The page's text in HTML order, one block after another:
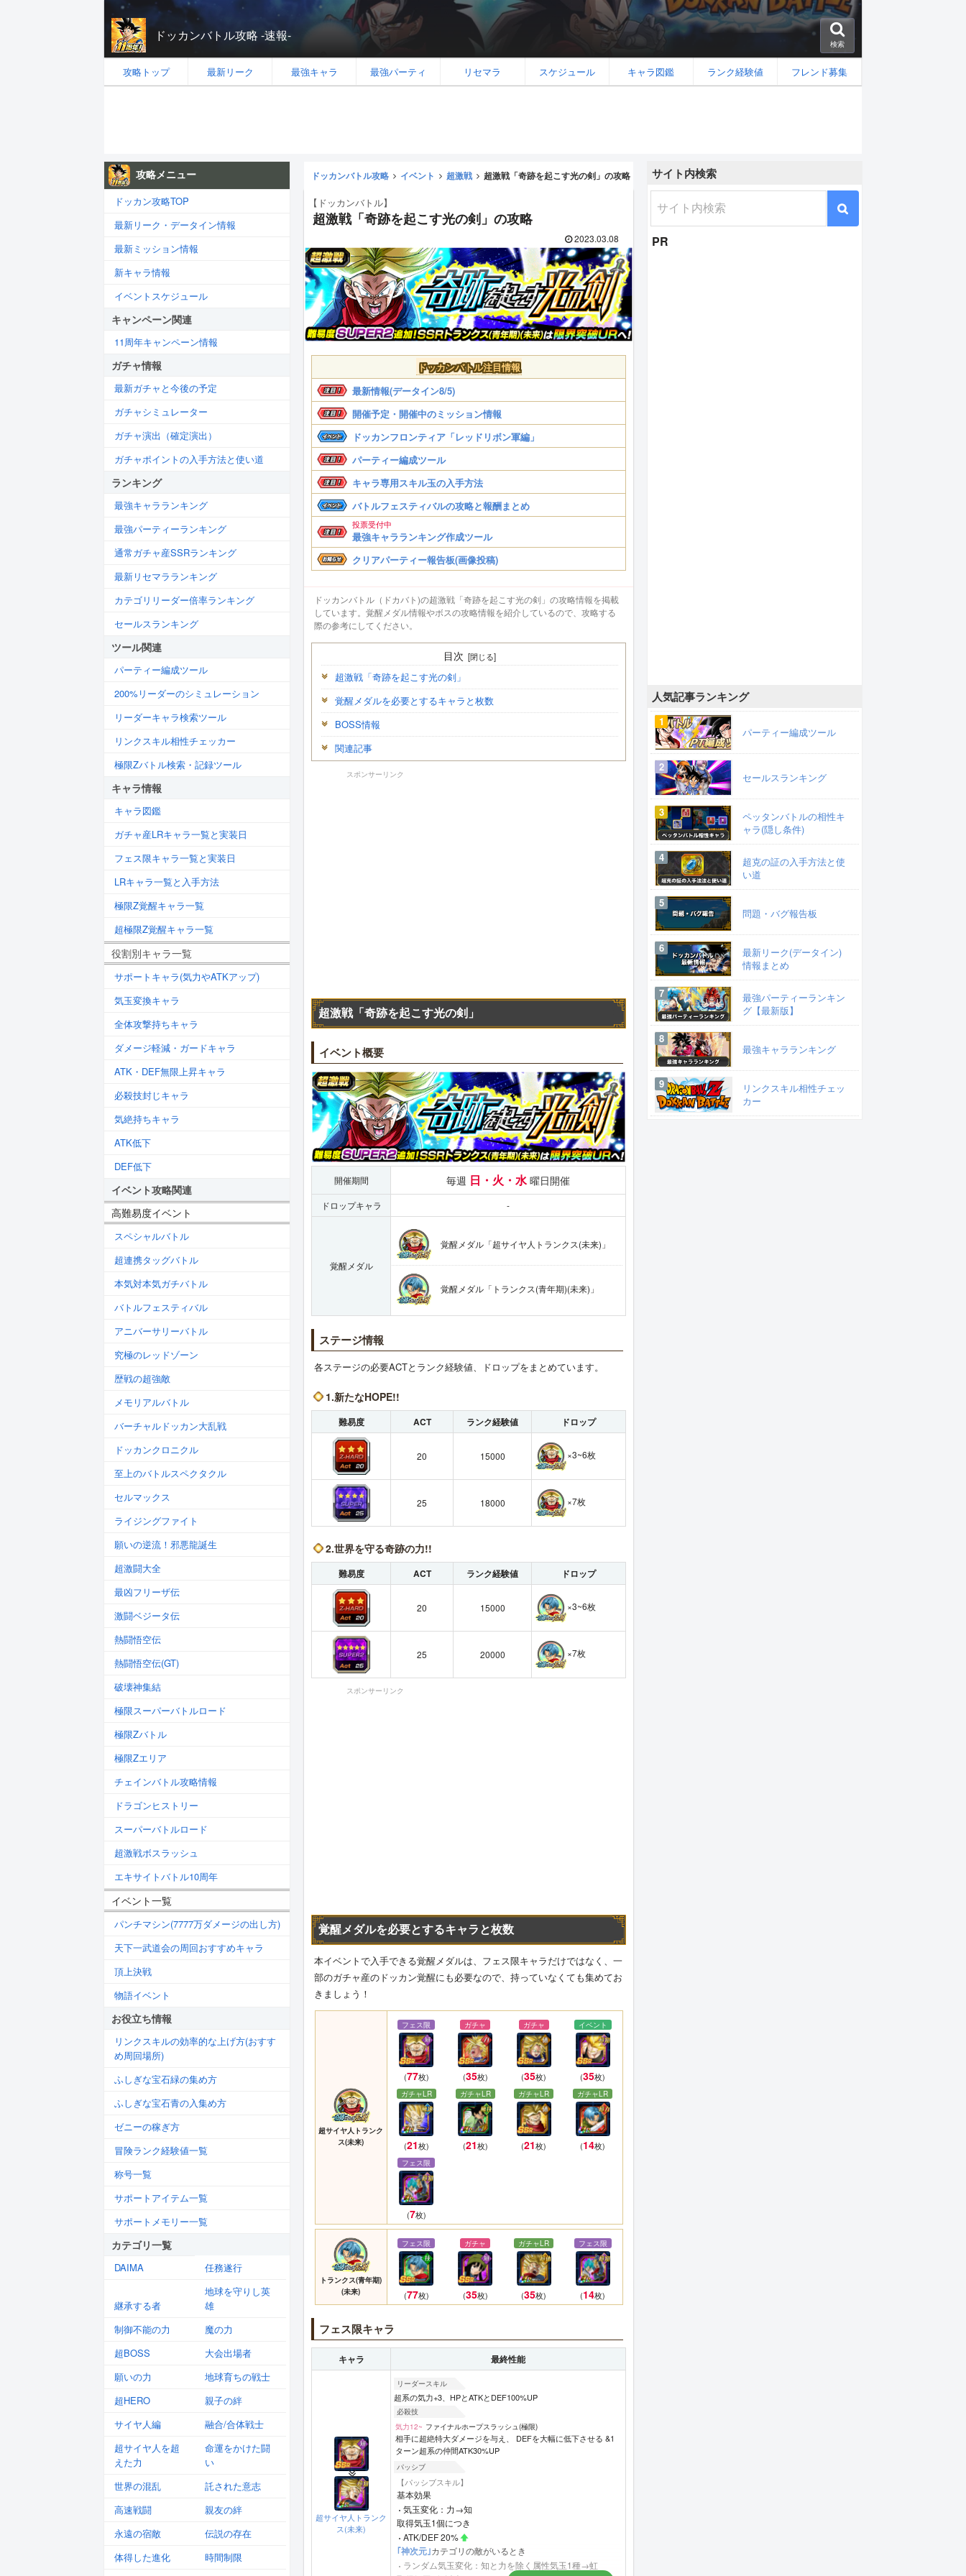
ドッカンバトル攻略 -速報-
検索
攻略トップ 最新リーク 最強キャラ 最強パーティ リセマラ スケジュール キャラ図鑑 ランク経験値 フレンド募集
ドッカンバトル攻略 イベント 超激戦 超激戦「奇跡を起こす光の剣」の攻略
【ドッカンバトル】
超激戦「奇跡を起こす光の剣」の攻略
2023.03.08
ドッカンバトル注目情報
最新情報(データイン8/5)
開催予定・開催中のミッション情報
ドッカンフロンティア「レッドリボン軍編」
パーティー編成ツール
キャラ専用スキル玉の入手方法
バトルフェスティバルの攻略と報酬まとめ
投票受付中
最強キャラランキング作成ツール
クリアパーティー報告板(画像投稿)
ドッカンバトル（ドカバト)の超激戦「奇跡を起こす光の剣」の攻略情報を掲載
しています。覚醒メダル情報やボスの攻略情報を紹介しているので、攻略する
際の参考にしてください。
目次
超激戦「奇跡を起こす光の剣」
覚醒メダルを必要とするキャラと枚数
BOSS情報
関連記事
スポンサーリンク
超激戦「奇跡を起こす光の剣」
イベント概要
開催期間 毎週 日・火・水 曜日開催
ドロップキャラ -
覚醒メダル
覚醒メダル「超サイヤ人トランクス(未来)」
覚醒メダル「トランクス(青年期)(未来)」
ステージ情報
各ステージの必要ACTとランク経験値、ドロップをまとめています。
1.新たなHOPE!!
難易度 ACT ランク経験値 ドロップ
20 15000 ×3~6枚
25 18000 ×7枚
2.世界を守る奇跡の力!!
難易度 ACT ランク経験値 ドロップ
20 15000 ×3~6枚
25 20000 ×7枚
スポンサーリンク
覚醒メダルを必要とするキャラと枚数
本イベントで入手できる覚醒メダルは、フェス限キャラだけではなく、一
部のガチャ産のドッカン覚醒にも必要なので、持っていなくても集めてお
きましょう！
超サイヤ人トランク
ス(未来)
フェス限
(77枚)
ガチャ
(35枚)
ガチャ
(35枚)
イベント
(35枚)
ガチャLR
(21枚)
ガチャLR
(21枚)
ガチャLR
(21枚)
ガチャLR
(14枚)
フェス限
(7枚)
トランクス(青年期)
(未来)
フェス限
(77枚)
ガチャ
(35枚)
ガチャLR
(35枚)
フェス限
(14枚)
フェス限キャラ
キャラ 最終性能
超サイヤ人トランク
ス(未来)
リーダースキル
超系の気力+3、HPとATKとDEF100%UP
必殺技
気力12~ ファイナルホープスラッシュ(極限)
相手に超絶特大ダメージを与え、 DEFを大幅に低下させる &1
ターン超系の仲間ATK30%UP
パッシブ
【パッシブスキル】
基本効果
気玉変化：力→知
取得気玉1個につき
ATK/DEF 20%
｢神次元｣カテゴリの敵がいるとき
ランダム気玉変化：知と力を除く属性気玉1種→虹
攻略メニュー
ドッカン攻略TOP
最新リーク・データイン情報
最新ミッション情報
新キャラ情報
イベントスケジュール
キャンペーン関連
11周年キャンペーン情報
ガチャ情報
最新ガチャと今後の予定
ガチャシミュレーター
ガチャ演出（確定演出）
ガチャポイントの入手方法と使い道
ランキング
最強キャラランキング
最強パーティーランキング
通常ガチャ産SSRランキング
最新リセマラランキング
カテゴリリーダー倍率ランキング
セールスランキング
ツール関連
パーティー編成ツール
200%リーダーのシミュレーション
リーダーキャラ検索ツール
リンクスキル相性チェッカー
極限Zバトル検索・記録ツール
キャラ情報
キャラ図鑑
ガチャ産LRキャラ一覧と実装日
フェス限キャラ一覧と実装日
LRキャラ一覧と入手方法
極限Z覚醒キャラ一覧
超極限Z覚醒キャラ一覧
役割別キャラ一覧
サポートキャラ(気力やATKアップ)
気玉変換キャラ
全体攻撃持ちキャラ
ダメージ軽減・ガードキャラ
ATK・DEF無限上昇キャラ
必殺技封じキャラ
気絶持ちキャラ
ATK低下
DEF低下
イベント攻略関連
高難易度イベント
スペシャルバトル
超連携タッグバトル
本気対本気ガチバトル
バトルフェスティバル
アニバーサリーバトル
究極のレッドゾーン
歴戦の超強敵
メモリアルバトル
バーチャルドッカン大乱戦
ドッカンクロニクル
至上のバトルスペクタクル
セルマックス
ライジングファイト
願いの逆流！邪悪龍誕生
超激闘大全
最凶フリーザ伝
激闘ベジータ伝
熱闘悟空伝
熱闘悟空伝(GT)
破壊神集結
極限スーパーバトルロード
極限Zバトル
極限Zエリア
チェインバトル攻略情報
ドラゴンヒストリー
スーパーバトルロード
超激戦ボスラッシュ
エキサイトバトル10周年
イベント一覧
パンチマシン(7777万ダメージの出し方)
天下一武道会の周回おすすめキャラ
頂上決戦
物語イベント
お役立ち情報
リンクスキルの効率的な上げ方(おすす
め周回場所)
ふしぎな宝石緑の集め方
ふしぎな宝石青の入集め方
ゼニーの稼ぎ方
冒険ランク経験値一覧
称号一覧
サポートアイテム一覧
サポートメモリー一覧
カテゴリ一覧
DAIMA 任務遂行
継承する者
地球を守りし英
雄
制御不能の力
魔の力
超BOSS
大会出場者
願いの力
地球育ちの戦士
超HERO
親子の絆
サイヤ人編
融合/合体戦士
超サイヤ人を超
えた力
命運をかけた闘
い
世界の混乱
託された意志
高速戦闘
親友の絆
永遠の宿敵
伝説の存在
体得した進化
時間制限
サイト内検索
PR
人気記事ランキング
パーティー編成ツール
セールスランキング
ペッタンバトルの相性キ
ャラ(隠し条件)
超克の証の入手方法と使
い道
問題・バグ報告板
最新リーク(データイン)
情報まとめ
最強パーティーランキン
グ【最新版】
最強キャラランキング
リンクスキル相性チェッ
カー